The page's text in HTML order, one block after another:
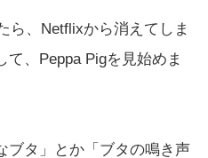
ら、Netflixから消えてしま
て、Peppa Pigを見始めま
ブタ」とか「ブタの鳴き声